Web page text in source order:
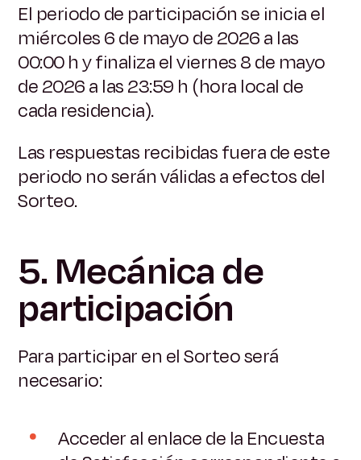
El periodo de participación se inicia el
miércoles 6 de mayo de 2026 a las
00:00 h y finaliza el viernes 8 de mayo
de 2026 a las 23:59 h (hora local de
cada residencia).
Las respuestas recibidas fuera de este
periodo no serán válidas a efectos del
Sorteo.
5. Mecánica de
participación
Para participar en el Sorteo será
necesario:
Acceder al enlace de la Encuesta